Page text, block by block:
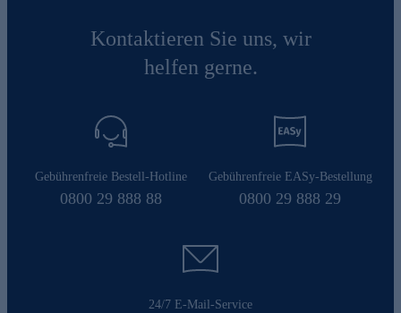
Kontaktieren Sie uns, wir
helfen gerne.
Gebührenfreie Bestell-Hotline
0800 29 888 88
Gebührenfreie EASy-Bestellung
0800 29 888 29
24/7 E-Mail-Service